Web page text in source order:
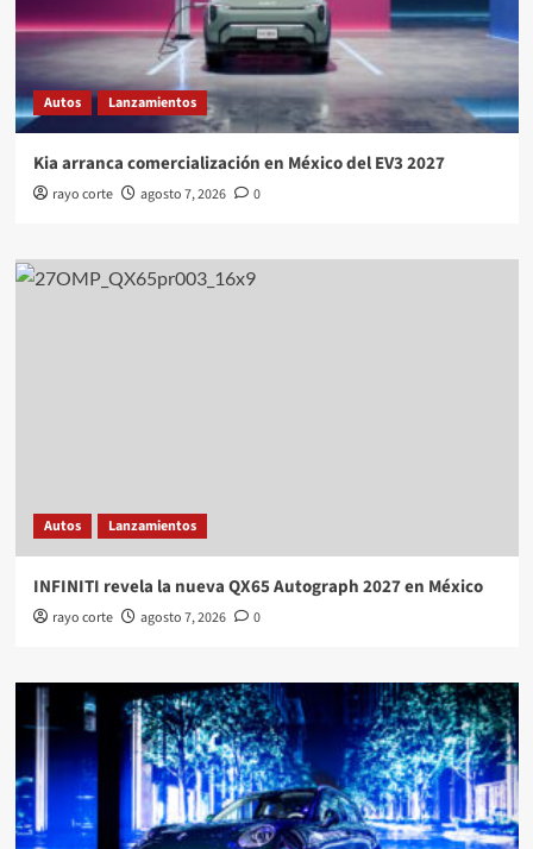
Autos Lanzamientos
Kia arranca comercialización en México del EV3 2027
rayo corte agosto 7, 2026 0
Autos Lanzamientos
INFINITI revela la nueva QX65 Autograph 2027 en México
rayo corte agosto 7, 2026 0